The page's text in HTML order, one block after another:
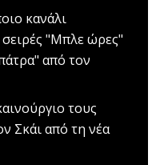
κανάλι
"Μπλε ώρες"
από τον
τους
Σκάι από τη νέα